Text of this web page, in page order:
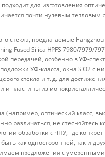
для изготовления
почти нулевым
стекла, предлагаемые
Fused Silica HPFS 7980/7979/
особенно в УФ-
УФ-класса, окна SiO2 с
стекла и т. д. для
пластины из
(например, оптический класс,
различаться, не стесняйтесь
обработки с ЧПУ, где
как односторонней, так и
предложения с